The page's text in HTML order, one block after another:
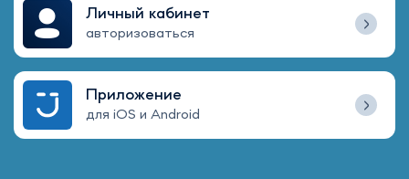
Личный кабинет
авторизоваться
Приложение
для iOS и Android